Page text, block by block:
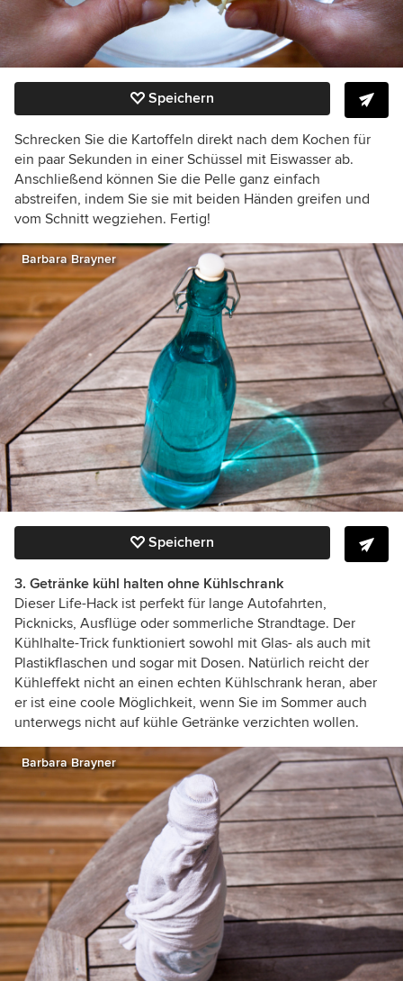
Speichern
Schrecken Sie die Kartoffeln direkt nach dem Kochen für
ein paar Sekunden in einer Schüssel mit Eiswasser ab.
Anschließend können Sie die Pelle ganz einfach
abstreifen, indem Sie sie mit beiden Händen greifen und
vom Schnitt wegziehen. Fertig!
Barbara Brayner
Speichern
3. Getränke kühl halten ohne Kühlschrank
Dieser Life-Hack ist perfekt für lange Autofahrten,
Picknicks, Ausflüge oder sommerliche Strandtage. Der
Kühlhalte-Trick funktioniert sowohl mit Glas- als auch mit
Plastikflaschen und sogar mit Dosen. Natürlich reicht der
Kühleffekt nicht an einen echten Kühlschrank heran, aber
er ist eine coole Möglichkeit, wenn Sie im Sommer auch
unterwegs nicht auf kühle Getränke verzichten wollen.
Barbara Brayner